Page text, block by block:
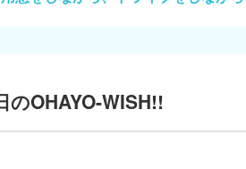
のOHAYO-WISH!!